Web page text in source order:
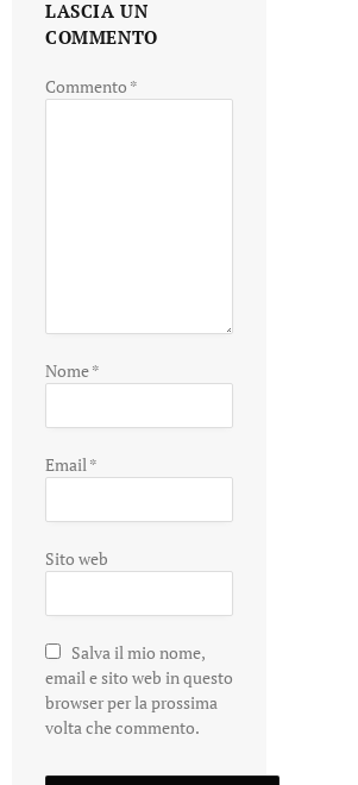
LASCIA UN
COMMENTO
Commento *
Nome*
Email*
Sito web
Salva il mio nome,
email e sito web in questo
browser per la prossima
volta che commento.